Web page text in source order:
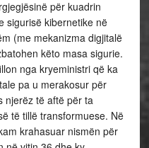
për kuadrin
sigurisë kibernetike në
(me mekanizma digjitalë
këto masa sigurie.
nga kryeministri që ka
pa u merakosur për
njerëz të aftë për ta
të tillë transformuese. Në
krahasuar nismën për